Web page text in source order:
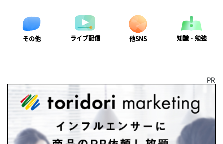
その他 ライブ配信 他SNS 知識・勉強
PR